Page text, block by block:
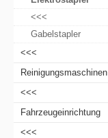
<<<
Gabelstapler
<<<
Reinigungsmaschinen
<<<
Fahrzeugeinrichtung
<<<